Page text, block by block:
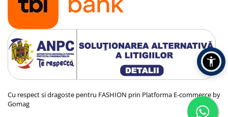
Cu respect si dragoste pentru FASHION prin Platforma E-commerce by
Gomag